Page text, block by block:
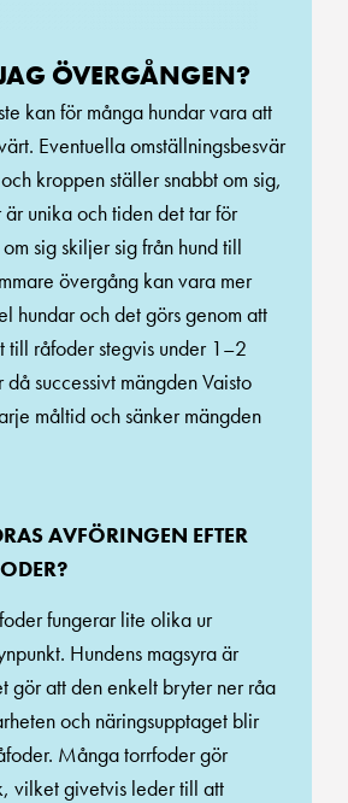
ÖVERGÅNGEN?
kan för många hundar vara att
Eventuella omställningsbesvär
kroppen ställer snabbt om sig,
unika och tiden det tar för
sig skiljer sig från hund till
övergång kan vara mer
hundar och det görs genom att
till råfoder stegvis under 1–2
successivt mängden Vaisto
måltid och sänker mängden
AVFÖRINGEN EFTER
fungerar lite olika ur
Hundens magsyra är
gör att den enkelt bryter ner råa
och näringsupptaget blir
Många torrfoder gör
vilket givetvis leder till att